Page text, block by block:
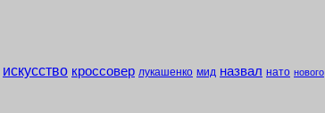
искусство кроссовер лукашенко мид назвал нато нового